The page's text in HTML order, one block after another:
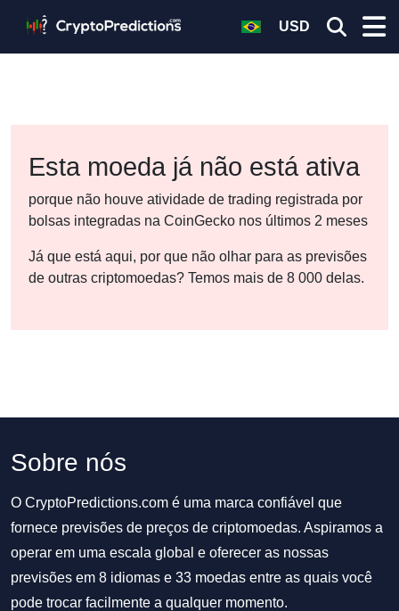
USD
Esta moeda já não está ativa
porque não houve atividade de trading registrada por
bolsas integradas na CoinGecko nos últimos 2 meses
Já que está aqui, por que não olhar para as previsões
de outras criptomoedas? Temos mais de 8 000 delas.
Sobre nós
O CryptoPredictions.com é uma marca confiável que
fornece previsões de preços de criptomoedas. Aspiramos a
operar em uma escala global e oferecer as nossas
previsões em 8 idiomas e 33 moedas entre as quais você
pode trocar facilmente a qualquer momento.